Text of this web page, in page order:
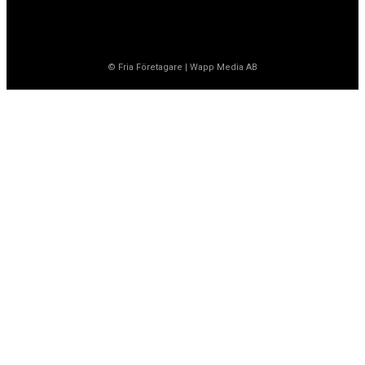
© Fria Företagare Wapp Media AB